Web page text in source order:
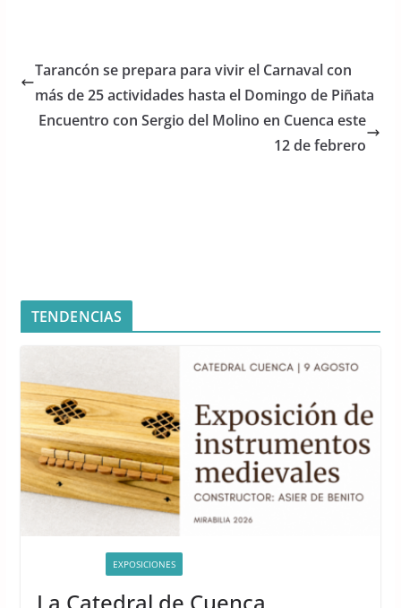
e
b
o
er s
A
p
Tarancón se prepara para vivir el Carnaval con
más de 25 actividades hasta el Domingo de Piñata
Encuentro con Sergio del Molino en Cuenca este
12 de febrero
TENDENCIAS
EXPOSICIONES
La Catedral de Cuenca